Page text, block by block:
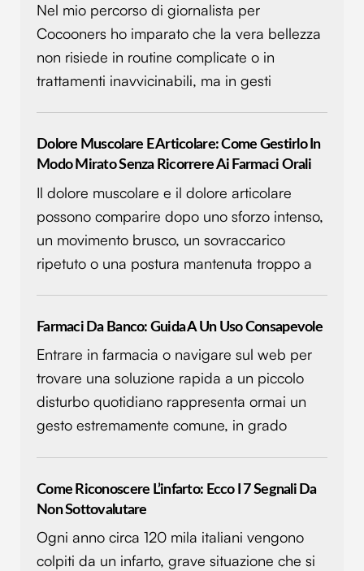
Nel mio percorso di giornalista per
Cocooners ho imparato che la vera bellezza
non risiede in routine complicate o in
trattamenti inavvicinabili, ma in gesti
Dolore Muscolare E Articolare: Come Gestirlo In
Modo Mirato Senza Ricorrere Ai Farmaci Orali
Il dolore muscolare e il dolore articolare
possono comparire dopo uno sforzo intenso,
un movimento brusco, un sovraccarico
ripetuto o una postura mantenuta troppo a
Farmaci Da Banco: Guida A Un Uso Consapevole
Entrare in farmacia o navigare sul web per
trovare una soluzione rapida a un piccolo
disturbo quotidiano rappresenta ormai un
gesto estremamente comune, in grado
Come Riconoscere L’infarto: Ecco I 7 Segnali Da
Non Sottovalutare
Ogni anno circa 120 mila italiani vengono
colpiti da un infarto, grave situazione che si